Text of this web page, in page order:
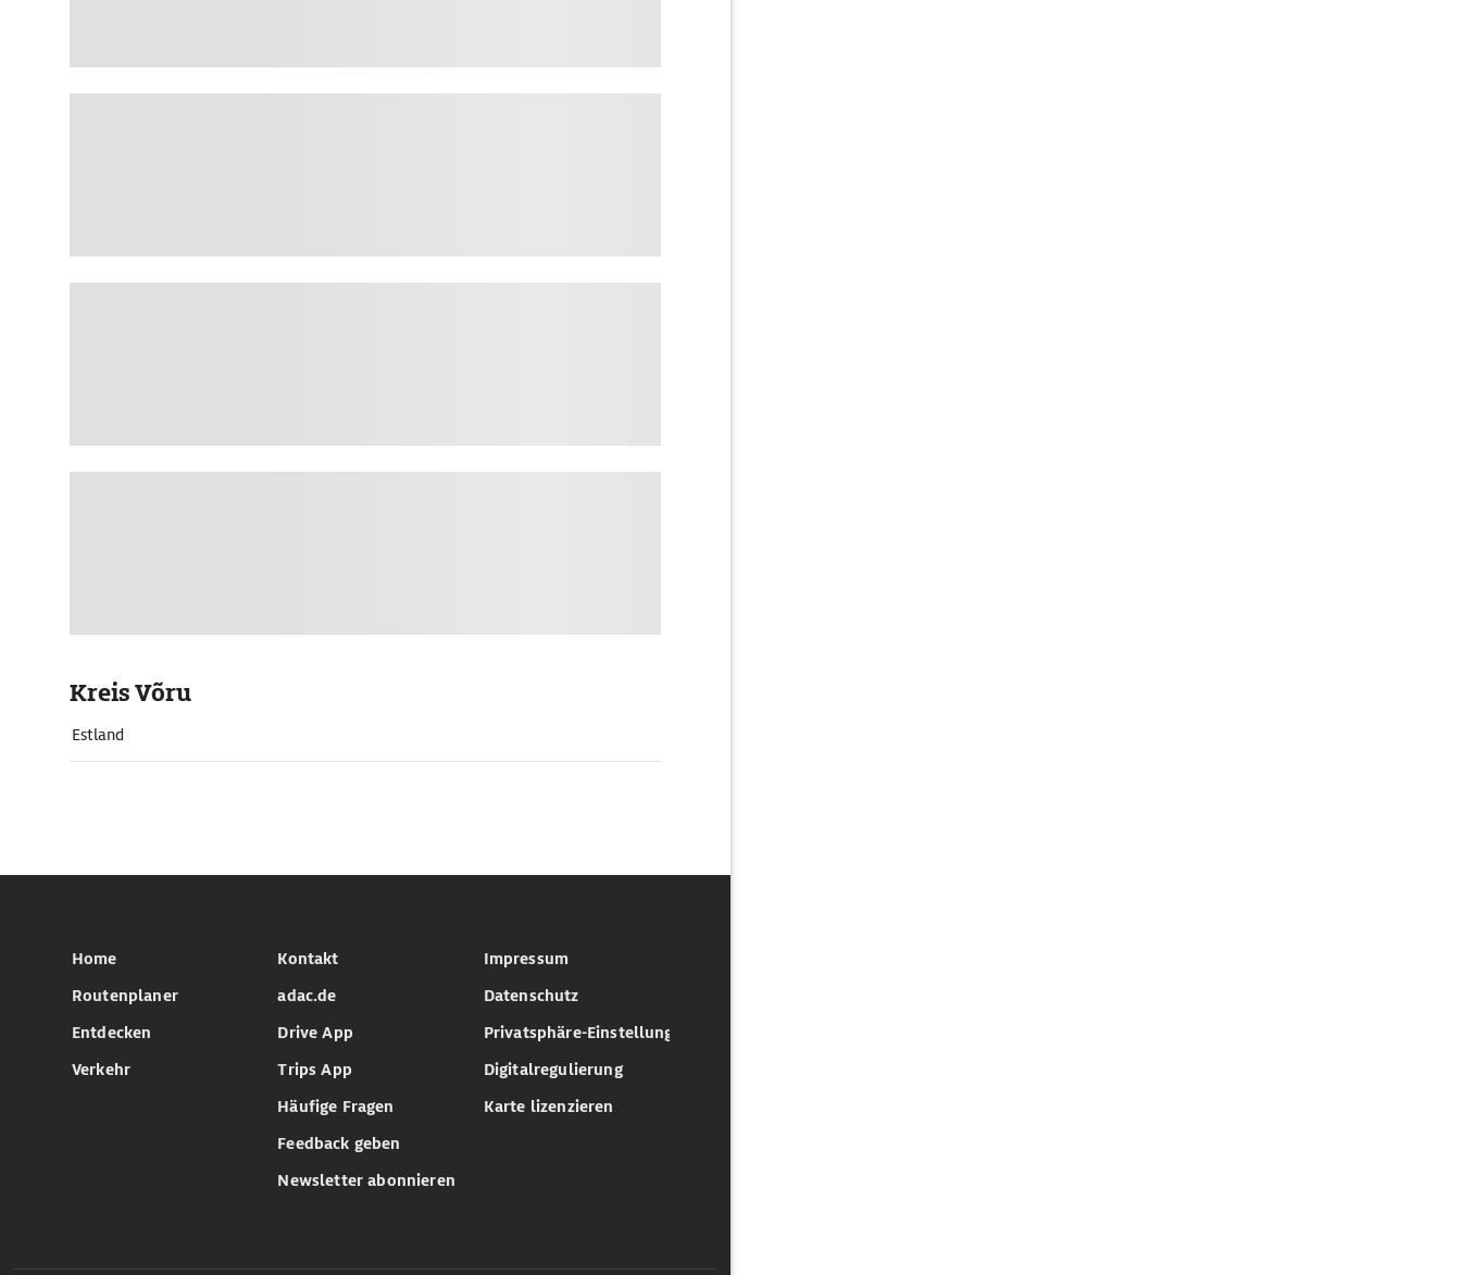
Kreis Võru
Estland
Home
Routenplaner
Entdecken
Verkehr
Kontakt
adac.de
Drive App
Trips App
Häufige Fragen
Feedback geben
Newsletter abonnieren
Impressum
Datenschutz
Privatsphäre-Einstellungen
Digitalregulierung
Karte lizenzieren